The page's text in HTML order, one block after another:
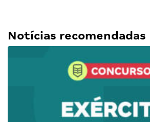
Notícias recomendadas